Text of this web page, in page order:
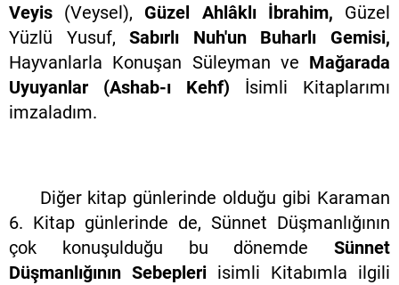
Veyis (Veysel), Güzel Ahlâklı İbrahim, Güzel
Yüzlü Yusuf,Sabırlı Nuh'un Buharlı Gemisi,
Hayvanlarla Konuşan Süleyman ve Mağarada
Uyuyanlar (Ashab-ı Kehf) İsimli Kitaplarımı
imzaladım.
Diğer kitap günlerinde olduğu gibi Karaman
6. Kitap günlerinde de, Sünnet Düşmanlığının
çok konuşulduğu bu dönemde Sünnet
Düşmanlığının Sebepleri isimli Kitabımla ilgili